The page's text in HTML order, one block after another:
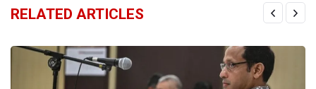
RELATED ARTICLES